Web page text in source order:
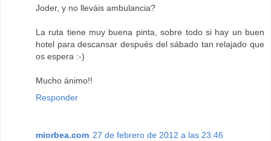
Joder, y no lleváis ambulancia?
La ruta tiene muy buena pinta, sobre todo si hay un buen
hotel para descansar después del sábado tan relajado que
os espera :-)
Mucho ánimo!!
Responder
miorbea.com 27 de febrero de 2012 a las 23:46